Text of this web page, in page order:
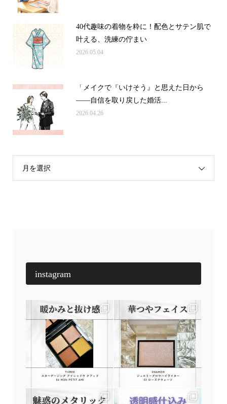
40代趣味の着物を粋に！配色とサテン肌で
叶える、洗練の佇まい
2026.05.04
「メイクで『いけそう』と思えた日から
——自信を取り戻した婚活...
2026.04.26
月を選択
instagram